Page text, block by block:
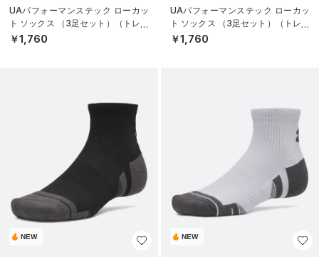
UAパフォーマンステック ローカッ
ト ソックス （3足セット）（トレー
ニング/UNISEX）
￥1,760
UAパフォーマンステック ローカッ
ト ソックス （3足セット）（トレー
ニング/UNISEX）
￥1,760
NEW NEW